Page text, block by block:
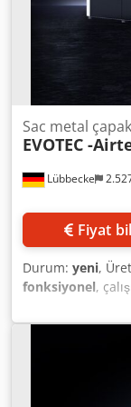
Lübbecke
Sac metal
EVOTEC -
Fiyat
Durum: yeni,
fonksiyonel,
taşlama genişliği:
makinesi, lazer